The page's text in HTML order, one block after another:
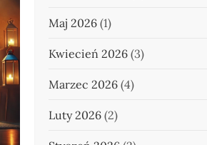
Maj 2026(1)
Kwiecień 2026(3)
Marzec 2026(4)
Luty 2026(2)